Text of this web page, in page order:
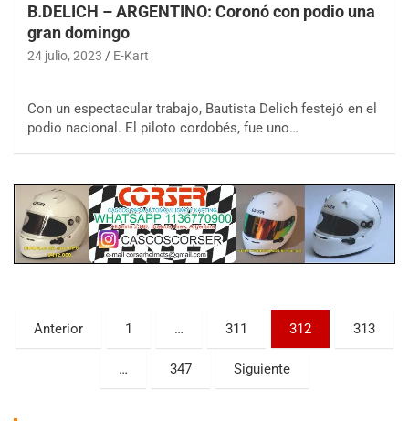
B.DELICH – ARGENTINO: Coronó con podio una
gran domingo
24 julio, 2023 E-Kart
Con un espectacular trabajo, Bautista Delich festejó en el
podio nacional. El piloto cordobés, fue uno…
Paginación
de
entradas
Anterior 1 … 311 312 313
… 347 Siguiente
IAME SERIES ARGENTINA 6
Ramiro Tot (Asfalto)
Baradero (Buenos Aires)
KDO - F6
ENTRERRIANO - F6 (POSTERGADA)
Parque de la Velocidad (Asfalto)